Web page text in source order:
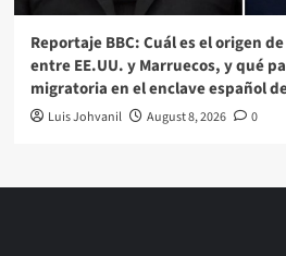
Reportaje BBC: Cuál es el origen
entre EE.UU. y Marruecos, y qué
migratoria en el enclave español
Luis Johvanil August 8, 2026 0